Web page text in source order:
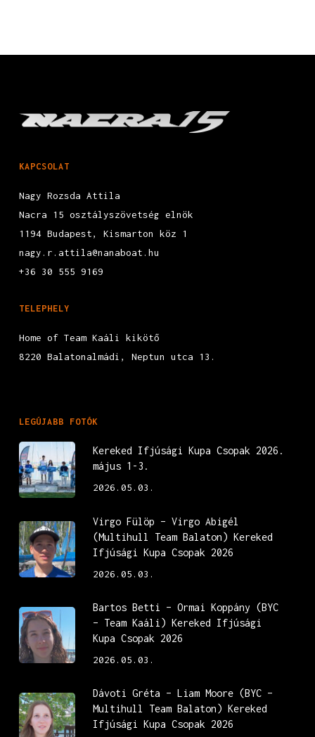
KAPCSOLAT
Nagy Rozsda Attila
Nacra 15 osztályszövetség elnök
1194 Budapest, Kismarton köz 1
nagy.r.attila@nanaboat.hu
+36 30 555 9169
TELEPHELY
Home of Team Kaáli kikötő
8220 Balatonalmádi, Neptun utca 13.
LEGÚJABB FOTÓK
Kereked Ifjúsági Kupa Csopak 2026.
május 1-3.
2026.05.03.
Virgo Fülöp – Virgo Abigél
(Multihull Team Balaton) Kereked
Ifjúsági Kupa Csopak 2026
2026.05.03.
Bartos Betti – Ormai Koppány (BYC
– Team Kaáli) Kereked Ifjúsági
Kupa Csopak 2026
2026.05.03.
Dávoti Gréta – Liam Moore (BYC –
Multihull Team Balaton) Kereked
Ifjúsági Kupa Csopak 2026